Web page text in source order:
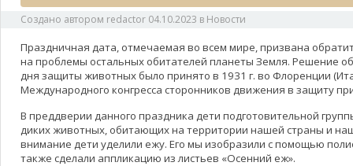
Создано автором redactor 04.10.2023 в Новости
Праздничная дата, отмечаемая во всем мире, призвана
на проблемы остальных обитателей планеты Земля. Решение
дня защиты животных было принято в 1931 г. во Флоренции
Международного конгресса сторонников движения в защиту
В преддверии данного праздника дети подготовительной
диких животных, обитающих на территории нашей страны и
внимание дети уделили ежу. Его мы изобразили с помощью
также сделали аппликацию из листьев «Осенний еж».